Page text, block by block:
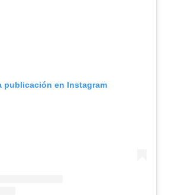
publicación en Instagram